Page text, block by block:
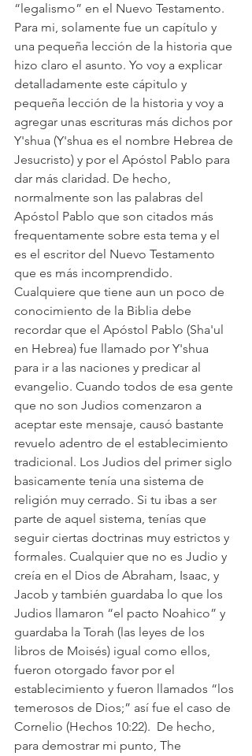
“legalismo” en el Nuevo Testamento.
Para mi, solamente fue un capítulo y
una pequeña lección de la historia que
hizo claro el asunto. Yo voy a explicar
detalladamente este cápitulo y
pequeña lección de la historia y voy a
agregar unas escrituras más dichos por
Y'shua (Y'shua es el nombre Hebrea de
Jesucristo) y por el Apóstol Pablo para
dar más claridad. De hecho,
normalmente son las palabras del
Apóstol Pablo que son citados más
frequentamente sobre esta tema y el
es el escritor del Nuevo Testamento
que es más incomprendido.
Cualquiere que tiene aun un poco de
conocimiento de la Biblia debe
recordar que el Apóstol Pablo (Sha'ul
en Hebrea) fue llamado por Y'shua
para ir a las naciones y predicar al
evangelio. Cuando todos de esa gente
que no son Judios comenzaron a
aceptar este mensaje, causó bastante
revuelo adentro de el establecimiento
tradicional. Los Judios del primer siglo
basicamente tenía una sistema de
religión muy cerrado. Si tu ibas a ser
parte de aquel sistema, tenías que
seguir ciertas doctrinas muy estrictos y
formales. Cualquier que no es Judio y
creía en el Dios de Abraham, Isaac, y
Jacob y también guardaba lo que los
Judios llamaron “el pacto Noahico” y
guardaba la Torah (las leyes de los
libros de Moisés) igual como ellos,
fueron otorgado favor por el
establecimiento y fueron llamados “los
temerosos de Dios;” así fue el caso de
Cornelio (Hechos 10:22).  De hecho,
para demostrar mi punto, The